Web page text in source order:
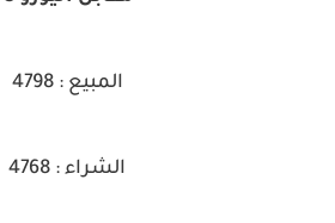
المبيع : 4798
الشراء : 4768